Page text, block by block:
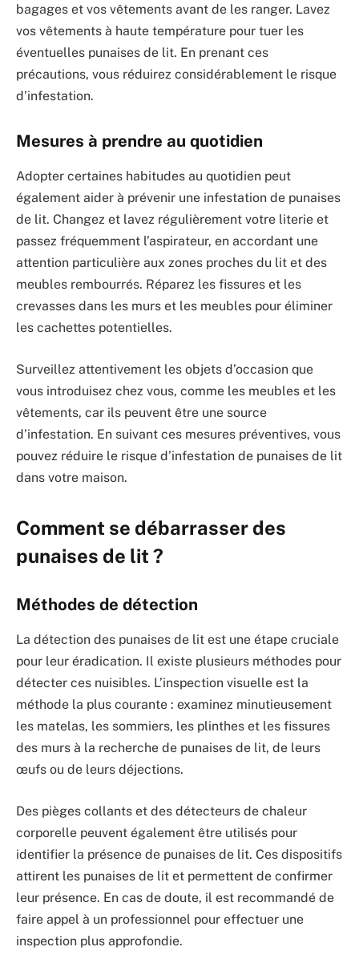
bagages et vos vêtements avant de les ranger. Lavez
vos vêtements à haute température pour tuer les
éventuelles punaises de lit. En prenant ces
précautions, vous réduirez considérablement le risque
d’infestation.
Mesures à prendre au quotidien
Adopter certaines habitudes au quotidien peut
également aider à prévenir une infestation de punaises
de lit. Changez et lavez régulièrement votre literie et
passez fréquemment l’aspirateur, en accordant une
attention particulière aux zones proches du lit et des
meubles rembourrés. Réparez les fissures et les
crevasses dans les murs et les meubles pour éliminer
les cachettes potentielles.
Surveillez attentivement les objets d’occasion que
vous introduisez chez vous, comme les meubles et les
vêtements, car ils peuvent être une source
d’infestation. En suivant ces mesures préventives, vous
pouvez réduire le risque d’infestation de punaises de lit
dans votre maison.
Comment se débarrasser des
punaises de lit ?
Méthodes de détection
La détection des punaises de lit est une étape cruciale
pour leur éradication. Il existe plusieurs méthodes pour
détecter ces nuisibles. L’inspection visuelle est la
méthode la plus courante : examinez minutieusement
les matelas, les sommiers, les plinthes et les fissures
des murs à la recherche de punaises de lit, de leurs
œufs ou de leurs déjections.
Des pièges collants et des détecteurs de chaleur
corporelle peuvent également être utilisés pour
identifier la présence de punaises de lit. Ces dispositifs
attirent les punaises de lit et permettent de confirmer
leur présence. En cas de doute, il est recommandé de
faire appel à un professionnel pour effectuer une
inspection plus approfondie.